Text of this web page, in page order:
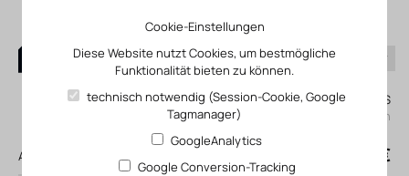
0
Mein KLEFINGHAUS
einloggen
Alle Produkte 0,00 €
Cookie-Einstellungen
Diese Website nutzt Cookies, um bestmögliche
Funktionalität bieten zu können.
technisch notwendig (Session-Cookie, Google
Tagmanager)
GoogleAnalytics
Google Conversion-Tracking